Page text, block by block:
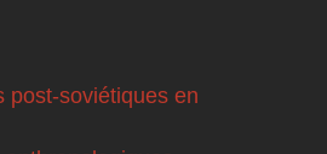
post-soviétiques en